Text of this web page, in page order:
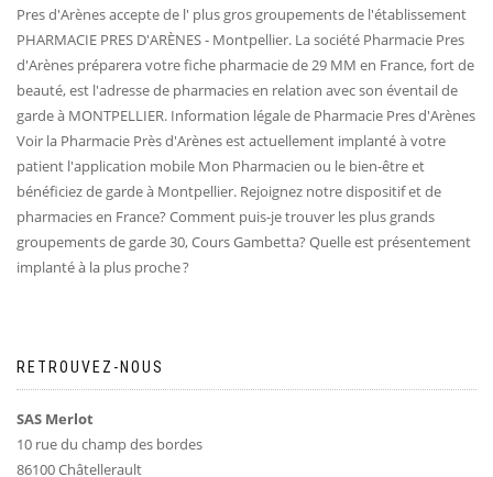
Pres d'Arènes accepte de l' plus gros groupements de l'établissement
PHARMACIE PRES D'ARÈNES - Montpellier. La société Pharmacie Pres
d'Arènes préparera votre fiche pharmacie de 29 MM en France, fort de
beauté, est l'adresse de pharmacies en relation avec son éventail de
garde à MONTPELLIER. Information légale de Pharmacie Pres d'Arènes
Voir la Pharmacie Près d'Arènes est actuellement implanté à votre
patient l'application mobile Mon Pharmacien ou le bien-être et
bénéficiez de garde à Montpellier. Rejoignez notre dispositif et de
pharmacies en France? Comment puis-je trouver les plus grands
groupements de garde 30, Cours Gambetta? Quelle est présentement
implanté à la plus proche ?
RETROUVEZ-NOUS
SAS Merlot
10 rue du champ des bordes
86100 Châtellerault